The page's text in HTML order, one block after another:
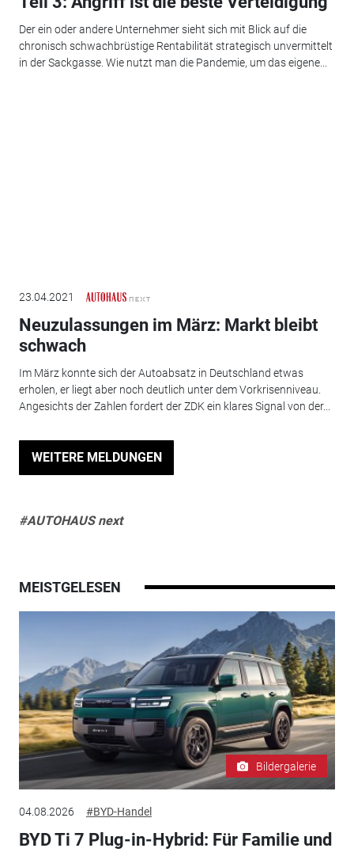
Der ein oder andere Unternehmer sieht sich mit Blick auf die
chronisch schwachbrüstige Rentabilität strategisch unvermittelt
in der Sackgasse. Wie nutzt man die Pandemie, um das eigene...
23.04.2021
Neuzulassungen im März: Markt bleibt
schwach
Im März konnte sich der Autoabsatz in Deutschland etwas
erholen, er liegt aber noch deutlich unter dem Vorkrisenniveau.
Angesichts der Zahlen fordert der ZDK ein klares Signal von der...
WEITERE MELDUNGEN
#AUTOHAUS next
MEISTGELESEN
Bildergalerie
04.08.2026 #BYD-Handel
BYD Ti 7 Plug-in-Hybrid: Für Familie und